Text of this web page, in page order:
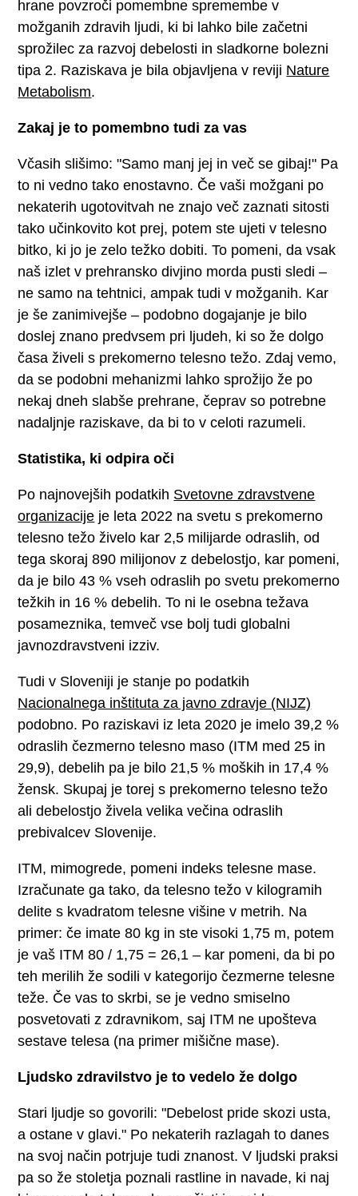
hrane povzroči pomembne spremembe v
možganih zdravih ljudi, ki bi lahko bile začetni
sprožilec za razvoj debelosti in sladkorne bolezni
tipa 2. Raziskava je bila objavljena v reviji Nature
Metabolism.
Zakaj je to pomembno tudi za vas
Včasih slišimo: "Samo manj jej in več se gibaj!" Pa
to ni vedno tako enostavno. Če vaši možgani po
nekaterih ugotovitvah ne znajo več zaznati sitosti
tako učinkovito kot prej, potem ste ujeti v telesno
bitko, ki jo je zelo težko dobiti. To pomeni, da vsak
naš izlet v prehransko divjino morda pusti sledi –
ne samo na tehtnici, ampak tudi v možganih. Kar
je še zanimivejše – podobno dogajanje je bilo
doslej znano predvsem pri ljudeh, ki so že dolgo
časa živeli s prekomerno telesno težo. Zdaj vemo,
da se podobni mehanizmi lahko sprožijo že po
nekaj dneh slabše prehrane, čeprav so potrebne
nadaljnje raziskave, da bi to v celoti razumeli.
Statistika, ki odpira oči
Po najnovejših podatkih Svetovne zdravstvene
organizacije je leta 2022 na svetu s prekomerno
telesno težo živelo kar 2,5 milijarde odraslih, od
tega skoraj 890 milijonov z debelostjo, kar pomeni,
da je bilo 43 % vseh odraslih po svetu prekomerno
težkih in 16 % debelih. To ni le osebna težava
posameznika, temveč vse bolj tudi globalni
javnozdravstveni izziv.
Tudi v Sloveniji je stanje po podatkih
Nacionalnega inštituta za javno zdravje (NIJZ)
podobno. Po raziskavi iz leta 2020 je imelo 39,2 %
odraslih čezmerno telesno maso (ITM med 25 in
29,9), debelih pa je bilo 21,5 % moških in 17,4 %
žensk. Skupaj je torej s prekomerno telesno težo
ali debelostjo živela velika večina odraslih
prebivalcev Slovenije.
ITM, mimogrede, pomeni indeks telesne mase.
Izračunate ga tako, da telesno težo v kilogramih
delite s kvadratom telesne višine v metrih. Na
primer: če imate 80 kg in ste visoki 1,75 m, potem
je vaš ITM 80 / 1,75 = 26,1 – kar pomeni, da bi po
teh merilih že sodili v kategorijo čezmerne telesne
teže. Če vas to skrbi, se je vedno smiselno
posvetovati z zdravnikom, saj ITM ne upošteva
sestave telesa (na primer mišične mase).
Ljudsko zdravilstvo je to vedelo že dolgo
Stari ljudje so govorili: "Debelost pride skozi usta,
a ostane v glavi." Po nekaterih razlagah to danes
na svoj način potrjuje tudi znanost. V ljudski praksi
pa so že stoletja poznali rastline in navade, ki naj